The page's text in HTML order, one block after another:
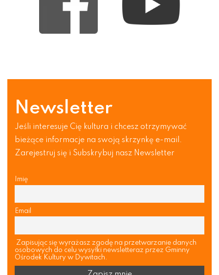
Newsletter
Jeśli interesuje Cię kultura i chcesz otrzymywać
bieżące informacje na swoją skrzynkę e-mail.
Zarejestruj się i Subskrybuj nasz Newsletter
Imię
Email
Zapisując się wyrażasz zgodę na przetwarzanie danych
osobowych do celu wysyłki newsletteraz przez Gminny
Ośrodek Kultury w Dywitach.